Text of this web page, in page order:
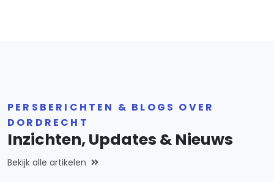
PERSBERICHTEN & BLOGS OVER
DORDRECHT
Inzichten, Updates & Nieuws
Bekijk alle artikelen